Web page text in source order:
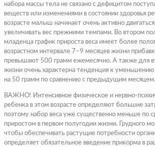
набора массы тела не связано с дефицитом
веществ или изменениями в состоянии здоровья
возрасте малыш начинает очень активно
увеличивать вес прежними темпами. Во втором
младенца график прироста веса имеет более
возрастном интервале 7–9 месяцев жизни
превышают 500 грамм ежемесячно. А также для
жизни очень характерна тенденция к
на 50 грамм по сравнению с предыдущим месяцем.
ВАЖНО! Интенсивное физическое и нервно-
ребенка в этом возрасте определяют большие
поэтому набор веса уже существенно меньше по
приростом в первом полугодии жизни. Грудного
чтобы обеспечивать растущие потребности
определяет обязательное введение прикорма в